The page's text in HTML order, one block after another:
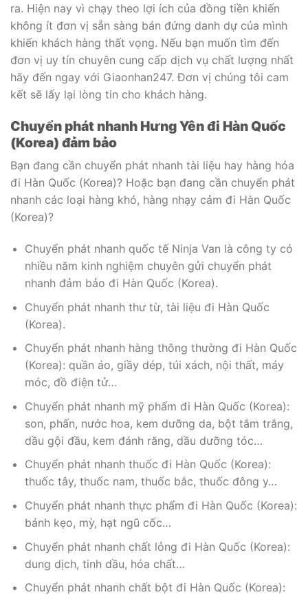
ra. Hiện nay vì chạy theo lợi ích của đồng tiền khiến
không ít đơn vị sẵn sàng bán đứng danh dự của mình
khiến khách hàng thất vọng. Nếu bạn muốn tìm đến
đơn vị uy tín chuyên cung cấp dịch vụ chất lượng nhất
hãy đến ngay với Giaonhan247. Đơn vị chúng tôi cam
kết sẽ lấy lại lòng tin cho khách hàng.
Chuyển phát nhanh Hưng Yên đi Hàn Quốc
(Korea) đảm bảo
Bạn đang cần chuyển phát nhanh tài liệu hay hàng hóa
đi Hàn Quốc (Korea)? Hoặc bạn đang cần chuyển phát
nhanh các loại hàng khó, hàng nhạy cảm đi Hàn Quốc
(Korea)?
Chuyển phát nhanh quốc tế Ninja Van là công ty có
nhiều năm kinh nghiệm chuyên gửi chuyển phát
nhanh đảm bảo đi Hàn Quốc (Korea).
Chuyển phát nhanh thư từ, tài liệu đi Hàn Quốc
(Korea).
Chuyển phát nhanh hàng thông thường đi Hàn Quốc
(Korea): quần áo, giầy dép, túi xách, nội thất, máy
móc, đồ điện tử…
Chuyển phát nhanh mỹ phẩm đi Hàn Quốc (Korea):
son, phấn, nước hoa, kem dưỡng da, bột tắm trắng,
dầu gội đầu, kem đánh răng, dầu dưỡng tóc…
Chuyển phát nhanh thuốc đi Hàn Quốc (Korea):
thuốc tây, thuốc nam, thuốc bắc, thuốc đông y…
Chuyển phát nhanh thực phẩm đi Hàn Quốc (Korea):
bánh kẹo, mỳ, hạt ngũ cốc…
Chuyển phát nhanh chất lỏng đi Hàn Quốc (Korea):
dung dịch, tinh dầu, hóa chất…
Chuyển phát nhanh chất bột đi Hàn Quốc (Korea):